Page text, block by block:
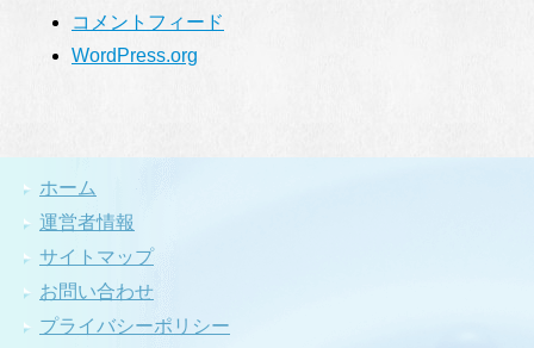
コメントフィード
WordPress.org
ホーム
運営者情報
サイトマップ
お問い合わせ
プライバシーポリシー